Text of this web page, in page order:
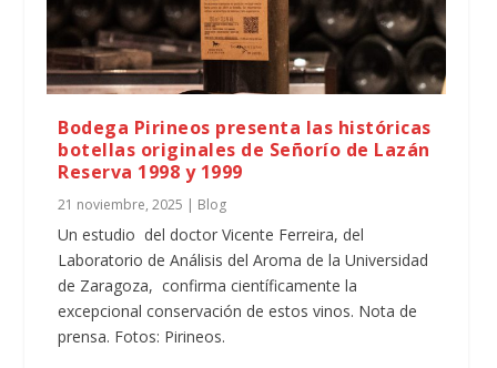
Bodega Pirineos presenta las históricas
botellas originales de Señorío de Lazán
Reserva 1998 y 1999
21 noviembre, 2025 | Blog
Un estudio del doctor Vicente Ferreira, del
Laboratorio de Análisis del Aroma de la Universidad
de Zaragoza, confirma científicamente la
excepcional conservación de estos vinos. Nota de
prensa. Fotos: Pirineos.